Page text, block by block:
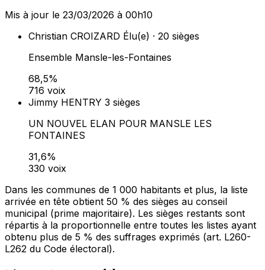
Mis à jour le 23/03/2026 à 00h10
Christian CROIZARD Élu(e) · 20 sièges
Ensemble Mansle-les-Fontaines
68,5%
716 voix
Jimmy HENTRY 3 sièges
UN NOUVEL ELAN POUR MANSLE LES
FONTAINES
31,6%
330 voix
Dans les communes de 1 000 habitants et plus, la liste
arrivée en tête obtient 50 % des sièges au conseil
municipal (prime majoritaire). Les sièges restants sont
répartis à la proportionnelle entre toutes les listes ayant
obtenu plus de 5 % des suffrages exprimés (art. L260-
L262 du Code électoral).